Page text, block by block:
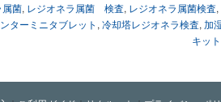
属菌, レジオネラ属菌 検査, レジオネラ属菌検査,
ターミニタブレット , 冷却塔レジオネラ検査, 加
キット